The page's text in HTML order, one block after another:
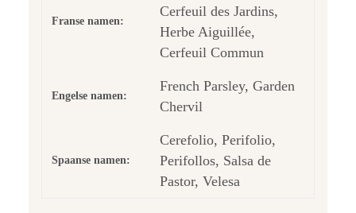
Franse namen:
Cerfeuil des Jardins,
Herbe Aiguillée,
Cerfeuil Commun
Engelse namen:
French Parsley, Garden
Chervil
Spaanse namen:
Cerefolio, Perifolio,
Perifollos, Salsa de
Pastor, Velesa